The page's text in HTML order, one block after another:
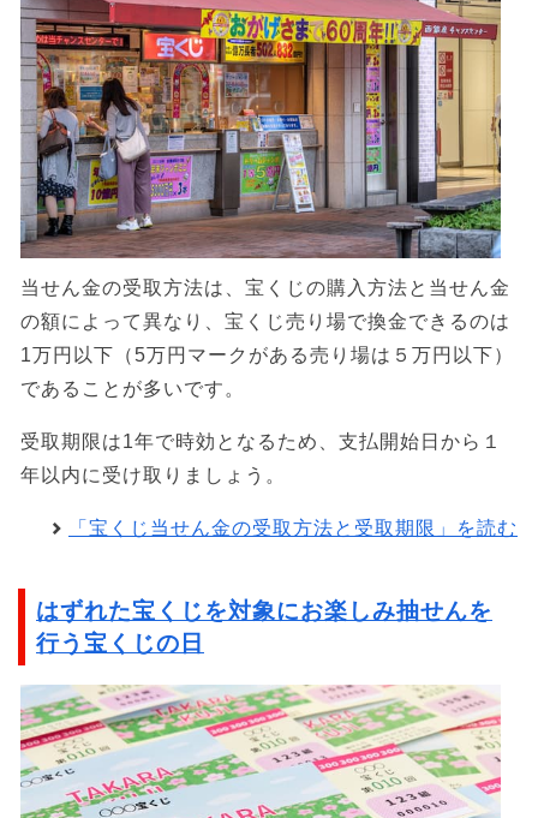
当せん金の受取方法は、宝くじの購入方法と当せん金
の額によって異なり、宝くじ売り場で換金できるのは
1万円以下（5万円マークがある売り場は５万円以下）
であることが多いです。
受取期限は1年で時効となるため、支払開始日から１
年以内に受け取りましょう。
「宝くじ当せん金の受取方法と受取期限」を読む
はずれた宝くじを対象にお楽しみ抽せんを
行う宝くじの日